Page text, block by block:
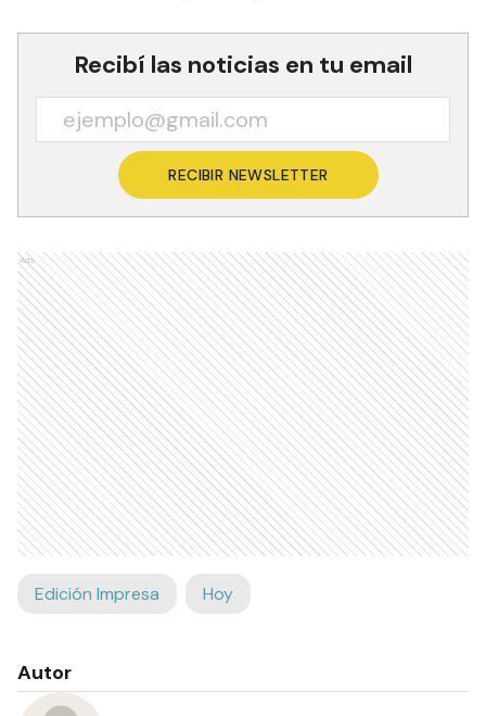
Recibí las noticias en tu email
RECIBIR NEWSLETTER
Ads
Edición Impresa Hoy
Autor